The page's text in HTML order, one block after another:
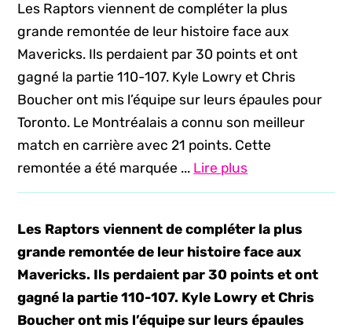
Les Raptors viennent de compléter la plus
grande remontée de leur histoire face aux
Mavericks. Ils perdaient par 30 points et ont
gagné la partie 110-107. Kyle Lowry et Chris
Boucher ont mis l’équipe sur leurs épaules pour
Toronto. Le Montréalais a connu son meilleur
match en carrière avec 21 points. Cette
remontée a été marquée ... Lire plus
Les Raptors viennent de compléter la plus
grande remontée de leur histoire face aux
Mavericks. Ils perdaient par 30 points et ont
gagné la partie 110-107. Kyle Lowry et Chris
Boucher ont mis l’équipe sur leurs épaules